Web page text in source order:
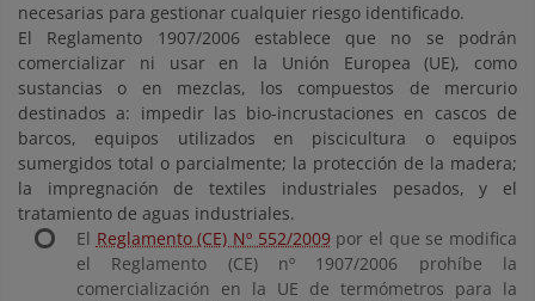
necesarias para gestionar cualquier riesgo identificado.
El Reglamento 1907/2006 establece que no se podrán
comercializar ni usar en la Unión Europea (UE), como
sustancias o en mezclas, los compuestos de mercurio
destinados a: impedir las bio-incrustaciones en cascos de
barcos, equipos utilizados en piscicultura o equipos
sumergidos total o parcialmente; la protección de la madera;
la impregnación de textiles industriales pesados, y el
tratamiento de aguas industriales.
El Reglamento (CE) Nº 552/2009por el que se modifica
el Reglamento (CE) nº 1907/2006 prohíbe la
comercialización en la UE de termómetros para la